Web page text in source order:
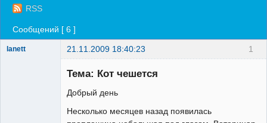
RSS
Сообщений [ 6 ]
1
lanett 21.11.2009 18:40:23
Зарегистрированный
Тема: Кот чешется
Добрый день
Несколько месяцев назад появилась